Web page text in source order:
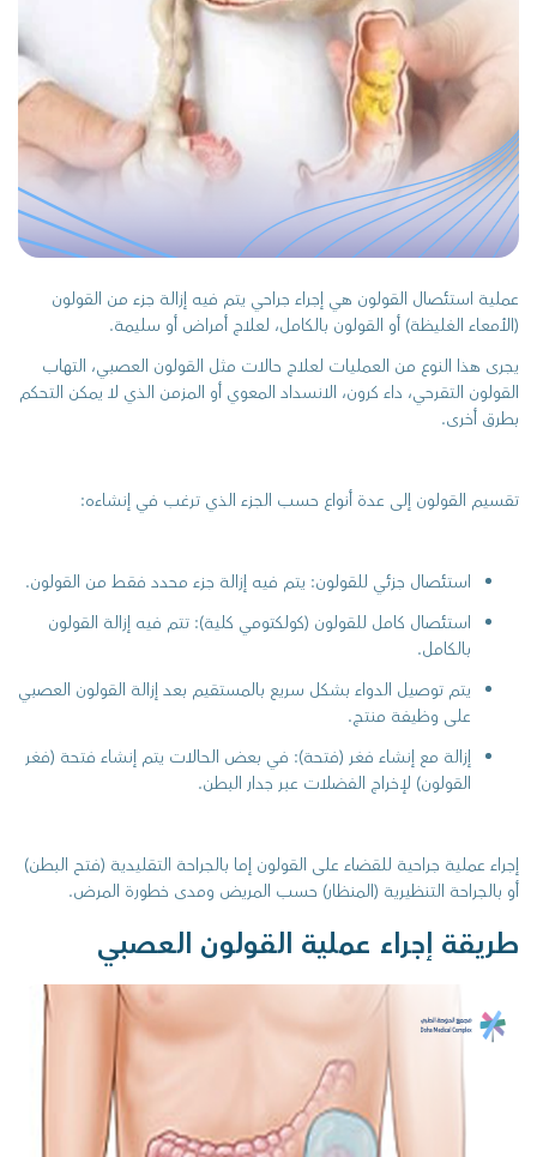
عملية استئصال القولون هي إجراء جراحي يتم فيه إزالة جزء من القولون
(الأمعاء الغليظة) أو القولون بالكامل، لعلاج أمراض أو سليمة.
يجرى هذا النوع من العمليات لعلاج حالات مثل القولون العصبي، التهاب
القولون التقرحي، داء كرون، الانسداد المعوي أو المزمن الذي لا يمكن التحكم
بطرق أخرى.
تقسيم القولون إلى عدة أنواع حسب الجزء الذي ترغب في إنشاءه:
استئصال جزئي للقولون: يتم فيه إزالة جزء محدد فقط من القولون.
استئصال كامل للقولون (كولكتومي كلية): تتم فيه إزالة القولون
بالكامل.
يتم توصيل الدواء بشكل سريع بالمستقيم بعد إزالة القولون العصبي
على وظيفة منتج.
إزالة مع إنشاء فغر (فتحة): في بعض الحالات يتم إنشاء فتحة (فغر
القولون) لإخراج الفضلات عبر جدار البطن.
إجراء عملية جراحية للقضاء على القولون إما بالجراحة التقليدية (فتح البطن)
أو بالجراحة التنظيرية (المنظار) حسب المريض ومدى خطورة المرض.
طريقة إجراء عملية القولون العصبي